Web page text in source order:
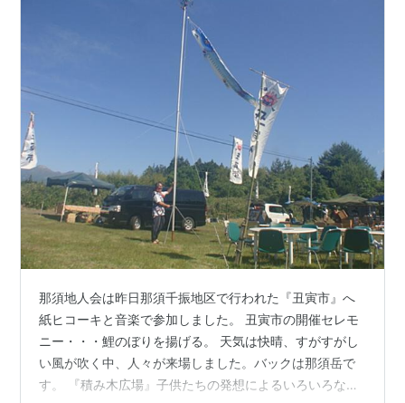
那須地人会は昨日那須千振地区で行われた『丑寅市』へ
紙ヒコーキと音楽で参加しました。 丑寅市の開催セレモ
ニー・・・鯉のぼりを揚げる。 天気は快晴、すがすがし
い風が吹く中、人々が来場しました。バックは那須岳で
す。 『積み木広場』子供たちの発想によるいろいろな組